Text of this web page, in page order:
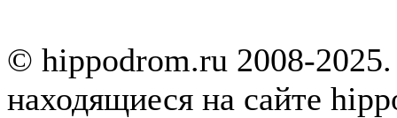
© hippodrom.ru 2008-
находящиеся на сайте